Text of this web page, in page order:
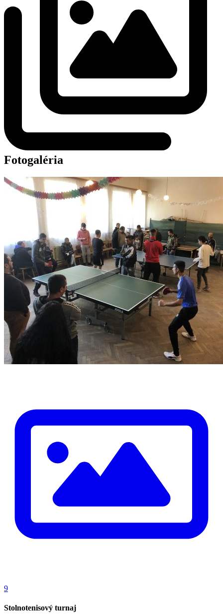
Fotogaléria
9
Stolnotenisový turnaj